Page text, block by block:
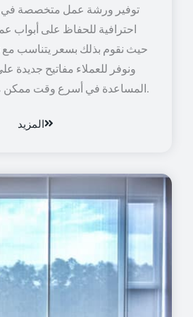
توفير ورشة عمل متخصصة في
احترافية للحفاظ على أبواب
حيث نقوم بذلك بسعر يتناسب مع
ونوفر للعملاء مفاتيح جديدة
المساعدة في أسرع وقت ممكن من قبل الفنيين لدينا.
المزيد